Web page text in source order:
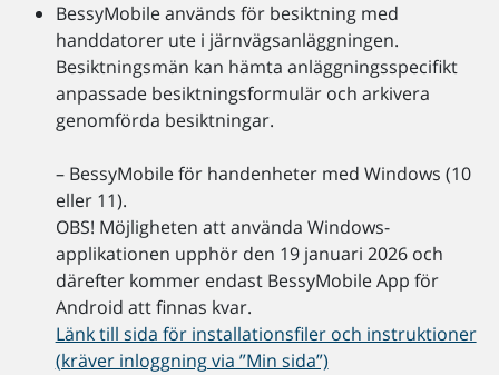
BessyMobile används för besiktning med
handdatorer ute i järnvägsanläggningen.
Besiktningsmän kan hämta anläggningsspecifikt
anpassade besiktningsformulär och arkivera
genomförda besiktningar.
– BessyMobile för handenheter med Windows (10
eller 11).
OBS! Möjligheten att använda Windows-
applikationen upphör den 19 januari 2026 och
därefter kommer endast BessyMobile App för
Android att finnas kvar.
Länk till sida för installationsfiler och instruktioner
(kräver inloggning via ”Min sida”)